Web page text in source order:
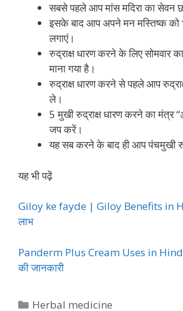
सबसे पहले आप मांस मदिरा का सेवन
इसके बाद आप अपने मन मस्तिष्क को
लगाएं।
रुद्राक्ष धारण करने के लिए सोमवार
माना गया है।
रुद्राक्ष धारण करने से पहले आप
ले।
5 मुखी रुद्राक्ष धारण करने का मंत्र
जप करें।
यह सब करने के बाद ही आप पंचमुखी
यह भी पढ़ें
Giloy ke fayde | Giloy Benefits in
लाभ
Panderm Plus Cream Uses in Hindi
की जानकारी
Categories
Herbal medicine